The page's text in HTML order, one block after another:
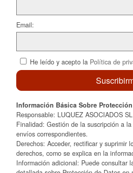
Email:
He leído y acepto la Política de
Información Básica Sobre
Responsable: LUQUEZ ASOCIADOS SL
Finalidad: Gestión de la suscripción a
envíos correspondientes.
Derechos: Acceder, rectificar y suprimir
derechos, como se explica en la
Información adicional: Puede consultar